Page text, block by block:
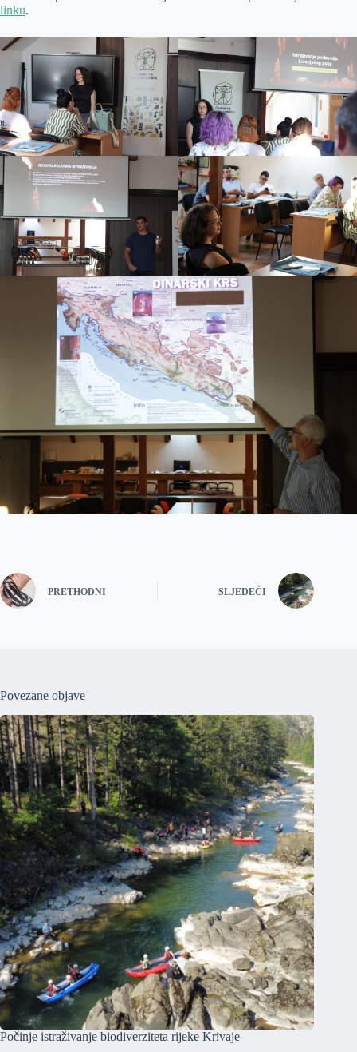
linku.
PRETHODNI SLJEDEĆI
Povezane objave
Počinje istraživanje biodiverziteta rijeke Krivaje